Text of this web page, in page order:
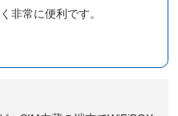
非常に便利です。